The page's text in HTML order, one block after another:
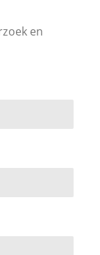
en